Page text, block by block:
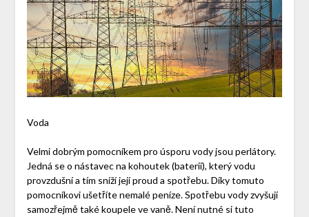
Voda
Velmi dobrým pomocníkem pro úsporu vody jsou perlátory.
Jedná se o nástavec na kohoutek (baterii), který vodu
provzdušní a tím sníží její proud a spotřebu. Díky tomuto
pomocníkovi ušetříte nemalé peníze. Spotřebu vody zvyšují
samozřejmě také koupele ve vaně. Není nutné si tuto